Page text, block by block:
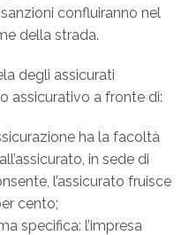
confluiranno nel
della strada.
degli assicurati
assicurativo a fronte di:
ha la facoltà
in sede di
l’assicurato fruisce
cento;
specifica: l’impresa